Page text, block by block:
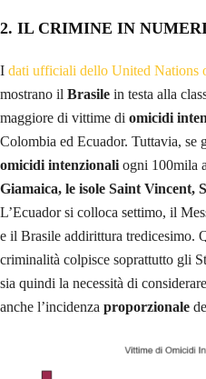
2. IL CRIMINE IN
I dati ufficiali dello United Nations
mostrano il Brasile in testa alla
maggiore di vittime di omicidi
Colombia ed Ecuador. Tuttavia, se
omicidi intenzionali ogni 100mila
Giamaica, le isole Saint Vincent,
L’Ecuador si colloca settimo, il
e il Brasile addirittura tredicesimo.
criminalità colpisce soprattutto gli
sia quindi la necessità di
anche l’incidenza proporzionale